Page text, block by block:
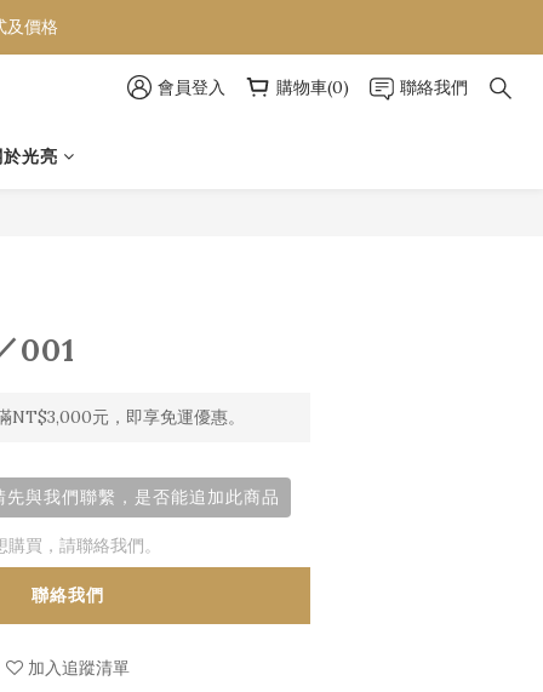
及價格
及價格
會員登入 購物車(0) 聯絡我們
光亮
001
NT$3,000元，即享免運優惠。
與我們聯繫，是否能追加此商品
購買，請聯絡我們。
聯絡我們
加入追蹤清單